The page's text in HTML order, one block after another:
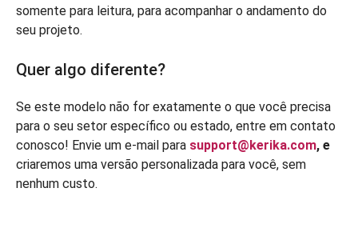
somente para leitura, para acompanhar o andamento do
seu projeto.
Quer algo diferente?
Se este modelo não for exatamente o que você precisa
para o seu setor específico ou estado, entre em contato
conosco! Envie um e-mail para support@kerika.com, e
criaremos uma versão personalizada para você, sem
nenhum custo.